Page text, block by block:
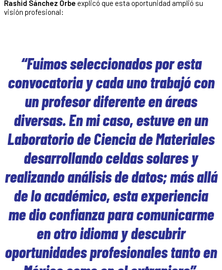
Rashid Sánchez Orbe explicó que esta oportunidad amplió su
visión profesional:
“Fuimos seleccionados por esta
convocatoria y cada uno trabajó con
un profesor diferente en áreas
diversas. En mi caso, estuve en un
Laboratorio de Ciencia de Materiales
desarrollando celdas solares y
realizando análisis de datos; más allá
de lo académico, esta experiencia
me dio confianza para comunicarme
en otro idioma y descubrir
oportunidades profesionales tanto en